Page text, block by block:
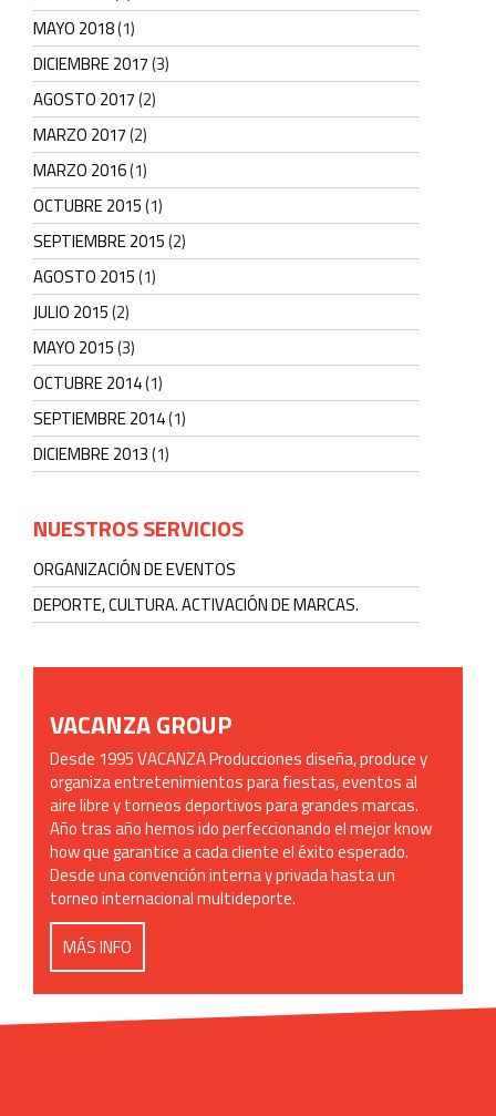
MAYO 2018(1)
DICIEMBRE 2017(3)
AGOSTO 2017(2)
MARZO 2017(2)
MARZO 2016(1)
OCTUBRE 2015(1)
SEPTIEMBRE 2015(2)
AGOSTO 2015(1)
JULIO 2015(2)
MAYO 2015(3)
OCTUBRE 2014(1)
SEPTIEMBRE 2014(1)
DICIEMBRE 2013(1)
NUESTROS SERVICIOS
ORGANIZACIÓN DE EVENTOS
DEPORTE, CULTURA. ACTIVACIÓN DE MARCAS.
VACANZA GROUP
Desde 1995 VACANZA Producciones diseña, produce y
organiza entretenimientos para fiestas, eventos al
aire libre y torneos deportivos para grandes marcas.
Año tras año hemos ido perfeccionando el mejor know
how que garantice a cada cliente el éxito esperado.
Desde una convención interna y privada hasta un
torneo internacional multideporte.
MÁS INFO